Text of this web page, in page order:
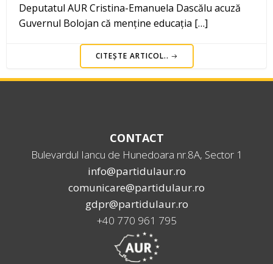
Deputatul AUR Cristina-Emanuela Dascălu acuză
Guvernul Bolojan că menține educația […]
CITEȘTE ARTICOL..
CONTACT
Bulevardul Iancu de Hunedoara nr.8A, Sector 1
info@partidulaur.ro
comunicare@partidulaur.ro
gdpr@partidulaur.ro
+40 770 961 795